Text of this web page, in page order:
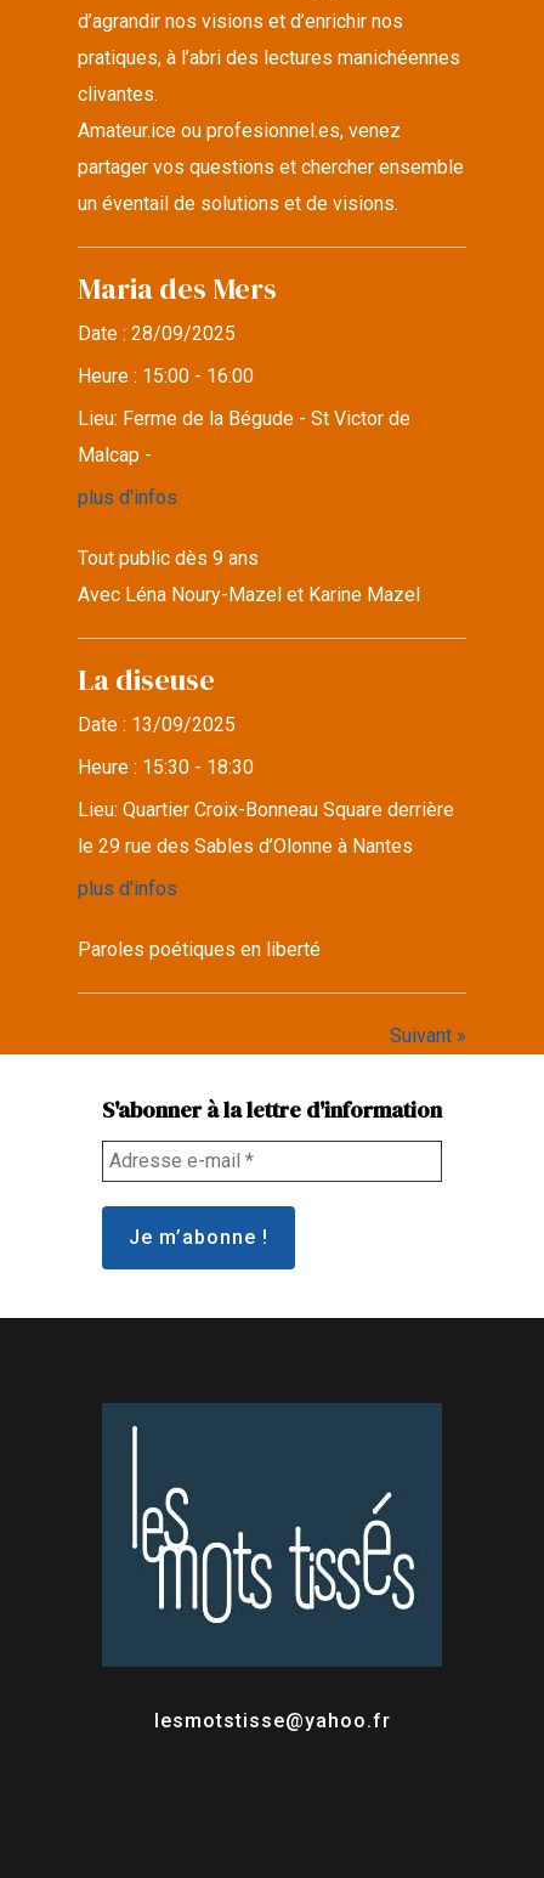
d’agrandir nos visions et d’enrichir nos
pratiques, à l’abri des lectures manichéennes
clivantes.
Amateur.ice ou profesionnel.es, venez
partager vos questions et chercher ensemble
un éventail de solutions et de visions.
Maria des Mers
Date :28/09/2025
Heure : 15:00 - 16:00
Lieu: Ferme de la Bégude - St Victor de
Malcap -
plus d'infos
Tout public dès 9 ans
Avec Léna Noury-Mazel et Karine Mazel
La diseuse
Date : 13/09/2025
Heure : 15:30 - 18:30
Lieu:Quartier Croix-Bonneau Square derrière
le 29 rue des Sables d’Olonne à Nantes
plus d'infos
Paroles poétiques en liberté
Suivant »
S'abonner à la lettre d'information
lesmotstisse@yahoo.fr